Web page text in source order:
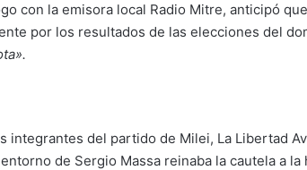
con la emisora local Radio Mitre, anticipó
por los resultados de las elecciones del
integrantes del partido de Milei, La Libertad
de Sergio Massa reinaba la cautela a la